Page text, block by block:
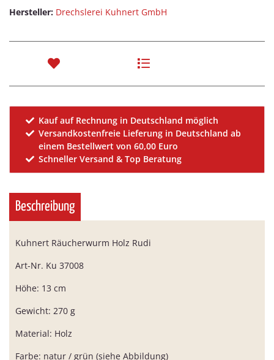
Hersteller: Drechslerei Kuhnert GmbH
Kauf auf Rechnung in Deutschland möglich
Versandkostenfreie Lieferung in Deutschland ab
einem Bestellwert von 60,00 Euro
Schneller Versand & Top Beratung
Beschreibung
Kuhnert Räucherwurm Holz Rudi
Art-Nr. Ku 37008
Höhe: 13 cm
Gewicht: 270 g
Material: Holz
Farbe: natur / grün (siehe Abbildung)